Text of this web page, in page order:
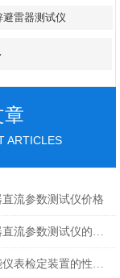
避雷器测试仪
章
ARTICLES
流参数测试仪价格
氧化锌避雷器直流参数测试仪的参数和注意事项
交直流多功能仪表检定装置的性能特点